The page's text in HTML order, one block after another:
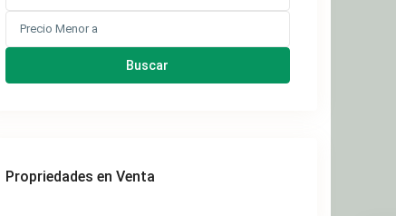
Buscar
Propriedades en Venta